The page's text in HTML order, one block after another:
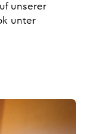
unserer
unter